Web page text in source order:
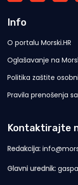
Info
O portalu Morski.HR
Oglašavanje na
Politika zaštite
Pravila prenošenja
Kontaktirajte
Redakcija:
Glavni urednik: